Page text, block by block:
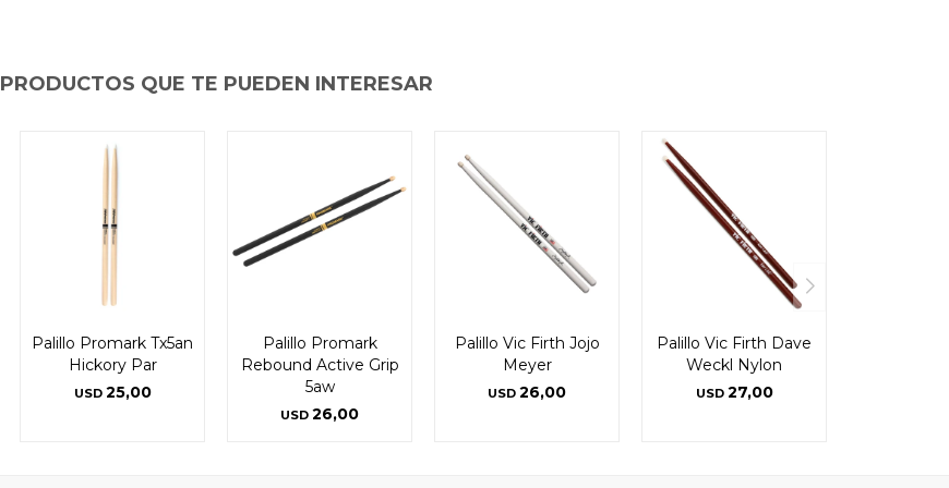
PRODUCTOS QUE TE PUEDEN INTERESAR
Palillo Promark Tx5an
Hickory Par
USD 25,00
Palillo Promark
Rebound Active Grip
5aw
USD 26,00
Palillo Vic Firth Jojo
Meyer
USD 26,00
Palillo Vic Firth Dave
Weckl Nylon
USD 27,00